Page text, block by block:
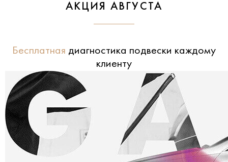
АКЦИЯ АВГУСТА
Бесплатная диагностика подвески каждому
клиенту